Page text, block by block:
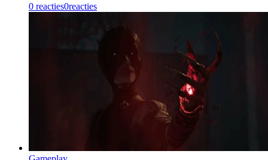
0 reacties0reacties